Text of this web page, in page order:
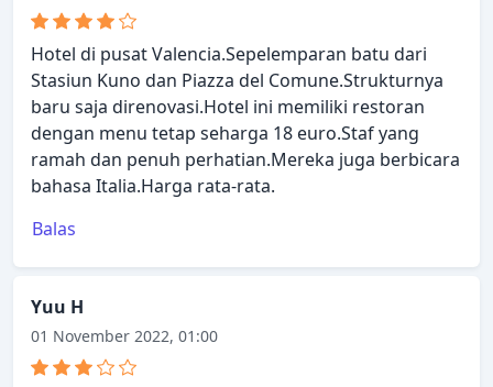
Hotel di pusat Valencia.Sepelemparan batu dari
Stasiun Kuno dan Piazza del Comune.Strukturnya
baru saja direnovasi.Hotel ini memiliki restoran
dengan menu tetap seharga 18 euro.Staf yang
ramah dan penuh perhatian.Mereka juga berbicara
bahasa Italia.Harga rata-rata.
Balas
Yuu H
01 November 2022, 01:00